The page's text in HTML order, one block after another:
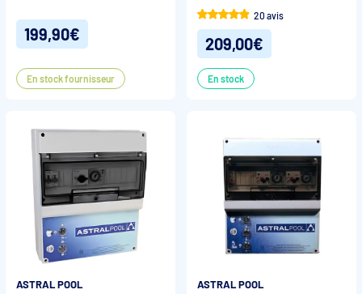
199,90€
En stock fournisseur
600 W)
20 avis
209,00€
En stock
ASTRAL POOL
ASTRAL POOL